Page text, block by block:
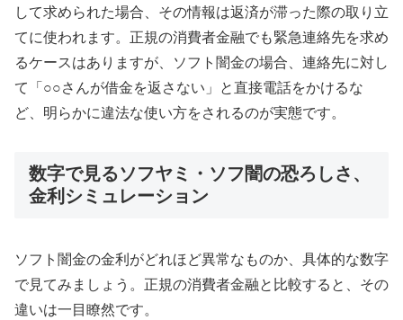
して求められた場合、その情報は返済が滞った際の取り立
てに使われます。正規の消費者金融でも緊急連絡先を求め
るケースはありますが、ソフト闇金の場合、連絡先に対し
て「○○さんが借金を返さない」と直接電話をかけるな
ど、明らかに違法な使い方をされるのが実態です。
数字で見るソフヤミ・ソフ闇の恐ろしさ、
金利シミュレーション
ソフト闇金の金利がどれほど異常なものか、具体的な数字
で見てみましょう。正規の消費者金融と比較すると、その
違いは一目瞭然です。